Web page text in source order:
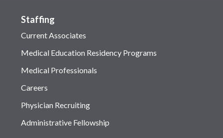
Staffing
Current Associates
Medical Education Residency Programs
Medical Professionals
Careers
Physician Recruiting
Administrative Fellowship